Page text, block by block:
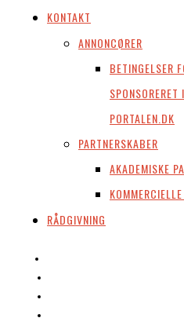
KONTAKT
ANNONCØRER
BETINGELSER
PORTALEN.DK
PARTNERSKABER
AKADEMISKE
RÅDGIVNING